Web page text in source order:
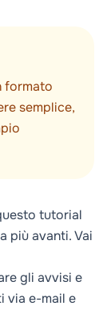
formato
semplice,
tutorial
più avanti. Vai
gli avvisi e
via e-mail e